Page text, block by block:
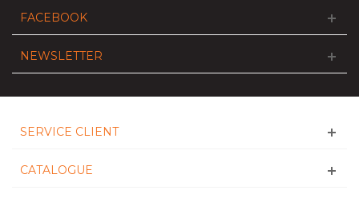
FACEBOOK
NEWSLETTER
SERVICE CLIENT
CATALOGUE